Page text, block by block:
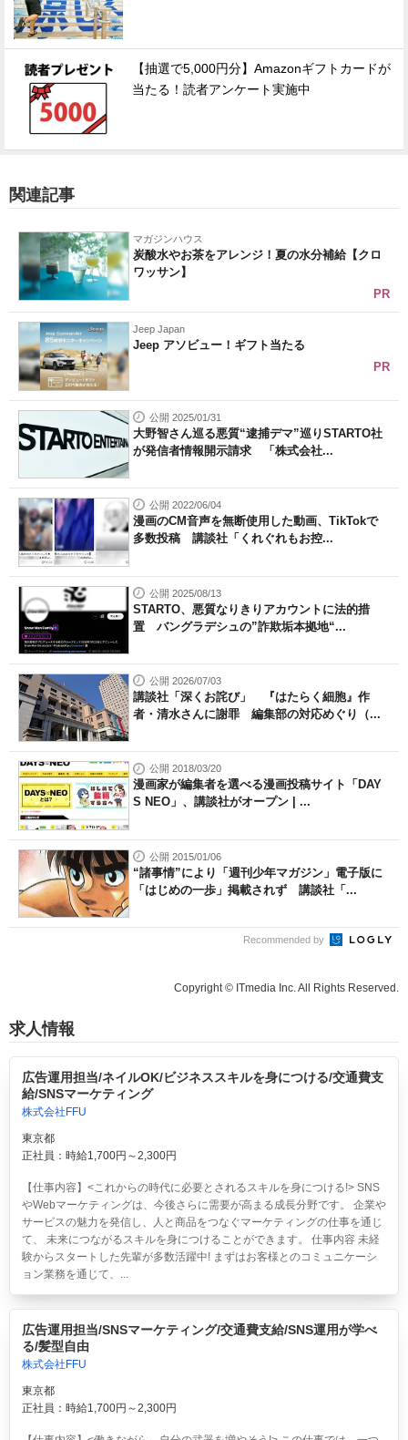
【抽選で5,000円分】Amazonギフトカードが
当たる！読者アンケート実施中
関連記事
マガジンハウス
炭酸水やお茶をアレンジ！夏の水分補給【クロ
ワッサン】
PR
Jeep Japan
Jeep アソビュー！ギフト当たる
PR
公開 2025/01/31
大野智さん巡る悪質“逮捕デマ”巡りSTARTO社
が発信者情報開示請求 「株式会社...
公開 2022/06/04
漫画のCM音声を無断使用した動画、TikTokで
多数投稿 講談社「くれぐれもお控...
公開 2025/08/13
STARTO、悪質なりきりアカウントに法的措
置 バングラデシュの”詐欺垢本拠地“...
公開 2026/07/03
講談社「深くお詫び」 『はたらく細胞』作
者・清水さんに謝罪 編集部の対応めぐり（...
公開 2018/03/20
漫画家が編集者を選べる漫画投稿サイト「DAY
S NEO」、講談社がオープン | ...
公開 2015/01/06
“諸事情”により「週刊少年マガジン」電子版に
「はじめの一歩」掲載されず 講談社「...
Recommended by
Copyright © ITmedia Inc. All Rights Reserved.
求人情報
広告運用担当/ネイルOK/ビジネススキルを身につける/交通費支
給/SNSマーケティング
株式会社FFU
東京都
正社員：時給1,700円～2,300円
【仕事内容】<これからの時代に必要とされるスキルを身につける!> SNS
やWebマーケティングは、今後さらに需要が高まる成長分野です。 企業や
サービスの魅力を発信し、人と商品をつなぐマーケティングの仕事を通じ
て、 未来につながるスキルを身につけることができます。 仕事内容 未経
験からスタートした先輩が多数活躍中! まずはお客様とのコミュニケーシ
ョン業務を通じて、...
広告運用担当/SNSマーケティング/交通費支給/SNS運用が学べ
る/髪型自由
株式会社FFU
東京都
正社員：時給1,700円～2,300円